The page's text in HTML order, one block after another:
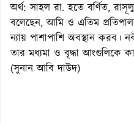
অর্থ: সাহল রা. হতে বর্ণিত,
বলেছেন, আমি ও এতিম
ন্যায় পাশাপাশি অবস্থান করব।
তার মধ্যমা ও বৃদ্ধা আংগুলিকে
(সুনান আবি দাউদ)